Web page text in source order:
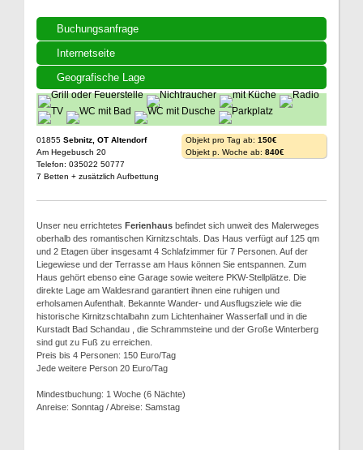
Buchungsanfrage
Internetseite
Geografische Lage
01855 Sebnitz, OT Altendorf
Am Hegebusch 20
Telefon: 035022 50777
7 Betten + zusätzlich Aufbettung
Objekt pro Tag ab: 150€
Objekt p. Woche ab: 840€
Unser neu errichtetes Ferienhaus befindet sich unweit des Malerweges
oberhalb des romantischen Kirnitzschtals. Das Haus verfügt auf 125 qm
und 2 Etagen über insgesamt 4 Schlafzimmer für 7 Personen. Auf der
Liegewiese und der Terrasse am Haus können Sie entspannen. Zum
Haus gehört ebenso eine Garage sowie weitere PKW-Stellplätze. Die
direkte Lage am Waldesrand garantiert ihnen eine ruhigen und
erholsamen Aufenthalt. Bekannte Wander- und Ausflugsziele wie die
historische Kirnitzschtalbahn zum Lichtenhainer Wasserfall und in die
Kurstadt Bad Schandau , die Schrammsteine und der Große Winterberg
sind gut zu Fuß zu erreichen.
Preis bis 4 Personen: 150 Euro/Tag
Jede weitere Person 20 Euro/Tag
Mindestbuchung: 1 Woche (6 Nächte)
Anreise: Sonntag / Abreise: Samstag